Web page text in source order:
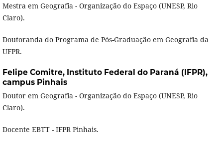
Mestra em Geografia - Organização do Espaço (UNESP, Rio
Claro).
Doutoranda do Programa de Pós-Graduação em Geografia da
UFPR.
Felipe Comitre, Instituto Federal do Paraná (IFPR),
campus Pinhais
Doutor em Geografia - Organização do Espaço (UNESP, Rio
Claro).
Docente EBTT - IFPR Pinhais.